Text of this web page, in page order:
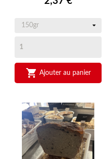
 Ajouter au panier